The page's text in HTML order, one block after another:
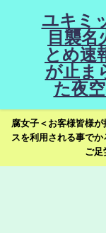
ユキミ
目襲名
とめ速
が止ま
た夜
腐女子＜お客様皆様
スを利用される事で
ご足